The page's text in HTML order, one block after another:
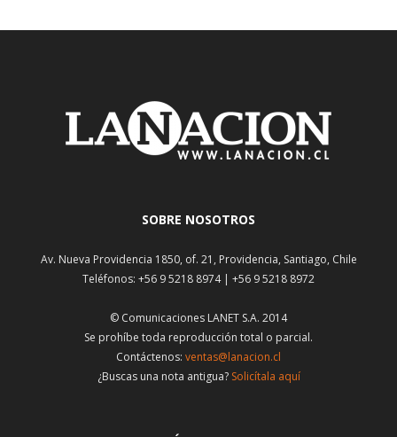
SOBRE NOSOTROS
Av. Nueva Providencia 1850, of. 21, Providencia, Santiago, Chile
Teléfonos: +56 9 5218 8974 | +56 9 5218 8972
© Comunicaciones LANET S.A. 2014
Se prohíbe toda reproducción total o parcial.
Contáctenos: ventas@lanacion.cl
¿Buscas una nota antigua? Solicítala aquí